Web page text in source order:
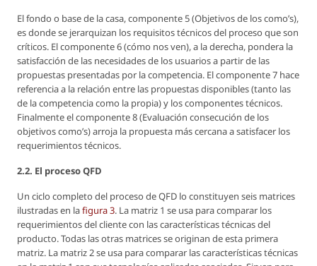
El fondo o base de la casa, componente 5 (Objetivos de los como’s),
es donde se jerarquizan los requisitos técnicos del proceso que son
críticos. El componente 6 (cómo nos ven), a la derecha, pondera la
satisfacción de las necesidades de los usuarios a partir de las
propuestas presentadas por la competencia. El componente 7 hace
referencia a la relación entre las propuestas disponibles (tanto las
de la competencia como la propia) y los componentes técnicos.
Finalmente el componente 8 (Evaluación consecución de los
objetivos como’s) arroja la propuesta más cercana a satisfacer los
requerimientos técnicos.
2.2. El proceso QFD
Un ciclo completo del proceso de QFD lo constituyen seis matrices
ilustradas en lafigura 3. La matriz 1 se usa para comparar los
requerimientos del cliente con las características técnicas del
producto. Todas las otras matrices se originan de esta primera
matriz. La matriz 2 se usa para comparar las características técnicas